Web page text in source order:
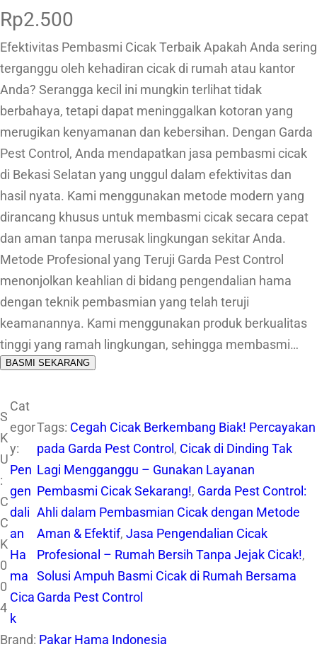
Rp2.500
Efektivitas Pembasmi Cicak Terbaik Apakah Anda sering
terganggu oleh kehadiran cicak di rumah atau kantor
Anda? Serangga kecil ini mungkin terlihat tidak
berbahaya, tetapi dapat meninggalkan kotoran yang
merugikan kenyamanan dan kebersihan. Dengan Garda
Pest Control, Anda mendapatkan jasa pembasmi cicak
di Bekasi Selatan yang unggul dalam efektivitas dan
hasil nyata. Kami menggunakan metode modern yang
dirancang khusus untuk membasmi cicak secara cepat
dan aman tanpa merusak lingkungan sekitar Anda.
Metode Profesional yang Teruji Garda Pest Control
menonjolkan keahlian di bidang pengendalian hama
dengan teknik pembasmian yang telah teruji
keamanannya. Kami menggunakan produk berkualitas
tinggi yang ramah lingkungan, sehingga membasmi…
BASMI SEKARANG
S
K
U
:
C
C
K
0
0
4
Cat
egor
y:
Pen
gen
dali
an
Ha
ma
Cica
k
Tags: Cegah Cicak Berkembang Biak! Percayakan
pada Garda Pest Control , Cicak di Dinding Tak
Lagi Mengganggu – Gunakan Layanan
Pembasmi Cicak Sekarang!, Garda Pest Control:
Ahli dalam Pembasmian Cicak dengan Metode
Aman & Efektif, Jasa Pengendalian Cicak
Profesional – Rumah Bersih Tanpa Jejak Cicak!,
Solusi Ampuh Basmi Cicak di Rumah Bersama
Garda Pest Control
Brand: Pakar Hama Indonesia